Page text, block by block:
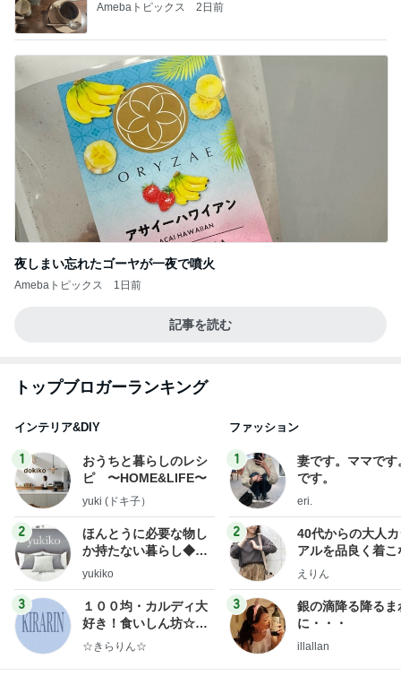
Amebaトピックス 2日前
夜しまい忘れたゴーヤが一夜で噴火
Amebaトピックス 1日前
記事を読む
トップブロガーランキング
インテリア&DIY
1
おうちと暮らしのレシ
ピ 〜HOME&LIFE〜
yuki (ドキ子）
2
ほんとうに必要な物し
か持たない暮らし◆Ke
ep Life Simple◆〜イ
ンテリアのきろく〜
yukiko
3
１００均・カルディ大
好き！食いしん坊☆き
らりん☆のブログ
☆きらりん☆
ファッション
1
妻です。ママです
です。
eri.
2
40代からの大人
アルを品良く着こ
ファッションブロ
えりん
3
銀の滴降る降るま
に・・・
illallan